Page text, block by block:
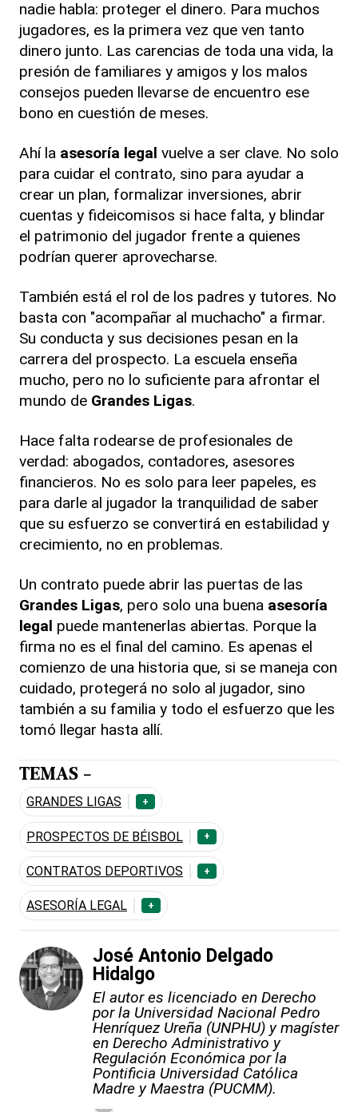
nadie habla: proteger el dinero. Para muchos
jugadores, es la primera vez que ven tanto
dinero junto. Las carencias de toda una vida, la
presión de familiares y amigos y los malos
consejos pueden llevarse de encuentro ese
bono en cuestión de meses.
Ahí la asesoría legal vuelve a ser clave. No solo
para cuidar el contrato, sino para ayudar a
crear un plan, formalizar inversiones, abrir
cuentas y fideicomisos si hace falta, y blindar
el patrimonio del jugador frente a quienes
podrían querer aprovecharse.
También está el rol de los padres y tutores. No
basta con "acompañar al muchacho" a firmar.
Su conducta y sus decisiones pesan en la
carrera del prospecto. La escuela enseña
mucho, pero no lo suficiente para afrontar el
mundo de Grandes Ligas.
Hace falta rodearse de profesionales de
verdad: abogados, contadores, asesores
financieros. No es solo para leer papeles, es
para darle al jugador la tranquilidad de saber
que su esfuerzo se convertirá en estabilidad y
crecimiento, no en problemas.
Un contrato puede abrir las puertas de las
Grandes Ligas, pero solo una buena asesoría
legal puede mantenerlas abiertas. Porque la
firma no es el final del camino. Es apenas el
comienzo de una historia que, si se maneja con
cuidado, protegerá no solo al jugador, sino
también a su familia y todo el esfuerzo que les
tomó llegar hasta allí.
TEMAS -
GRANDES LIGAS +
PROSPECTOS DE BÉISBOL +
CONTRATOS DEPORTIVOS +
ASESORÍA LEGAL +
José Antonio Delgado
Hidalgo
El autor es licenciado en Derecho
por la Universidad Nacional Pedro
Henríquez Ureña (UNPHU) y magíster
en Derecho Administrativo y
Regulación Económica por la
Pontificia Universidad Católica
Madre y Maestra (PUCMM).